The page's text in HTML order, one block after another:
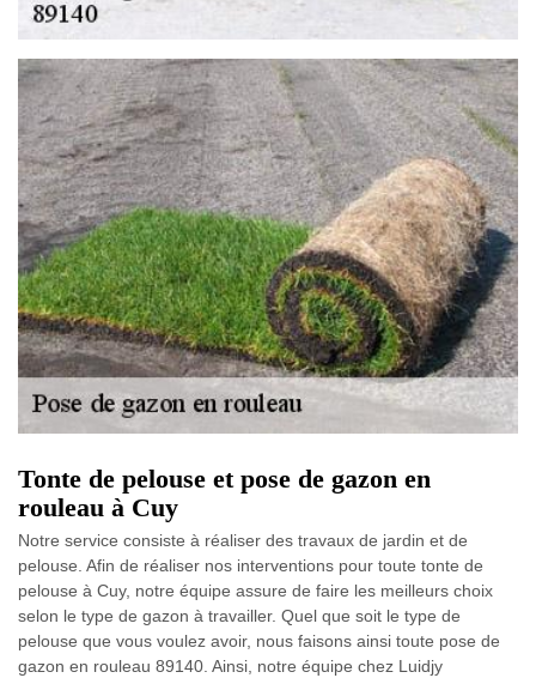
Tonte de pelouse et pose de gazon en
rouleau à Cuy
Notre service consiste à réaliser des travaux de jardin et de
pelouse. Afin de réaliser nos interventions pour toute tonte de
pelouse à Cuy, notre équipe assure de faire les meilleurs choix
selon le type de gazon à travailler. Quel que soit le type de
pelouse que vous voulez avoir, nous faisons ainsi toute pose de
gazon en rouleau 89140. Ainsi, notre équipe chez Luidjy